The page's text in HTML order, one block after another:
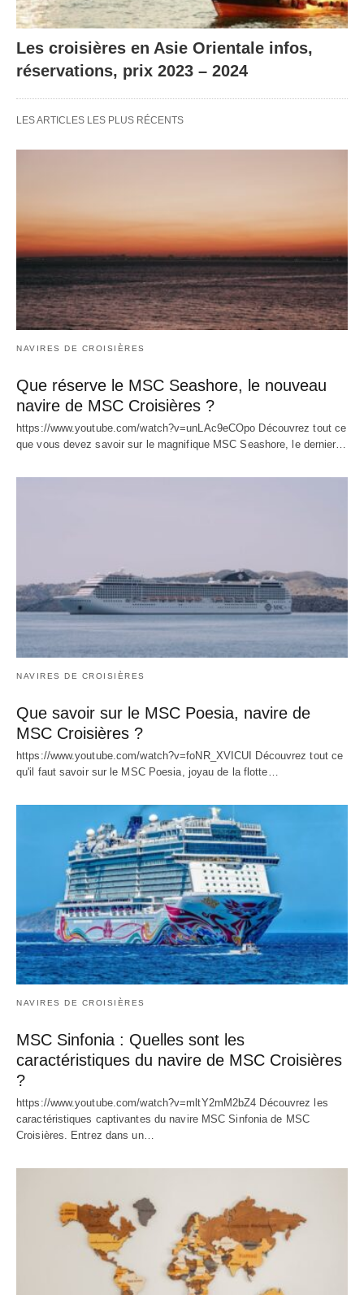
Les croisières en Asie Orientale infos,
réservations, prix 2023 – 2024
LES ARTICLES LES PLUS RÉCENTS
NAVIRES DE CROISIÈRES
Que réserve le MSC Seashore, le nouveau
navire de MSC Croisières ?
https://www.youtube.com/watch?v=unLAc9eCOpo Découvrez tout ce
que vous devez savoir sur le magnifique MSC Seashore, le dernier…
NAVIRES DE CROISIÈRES
Que savoir sur le MSC Poesia, navire de
MSC Croisières ?
https://www.youtube.com/watch?v=foNR_XVICUI Découvrez tout ce
qu'il faut savoir sur le MSC Poesia, joyau de la flotte…
NAVIRES DE CROISIÈRES
MSC Sinfonia : Quelles sont les
caractéristiques du navire de MSC Croisières
?
https://www.youtube.com/watch?v=mltY2mM2bZ4 Découvrez les
caractéristiques captivantes du navire MSC Sinfonia de MSC
Croisières. Entrez dans un…